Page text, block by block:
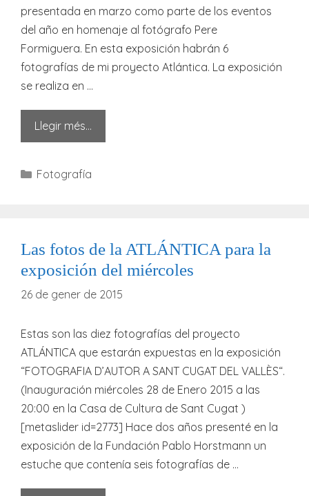
presentada en marzo como parte de los eventos
del año en homenaje al fotógrafo Pere
Formiguera. En esta exposición habrán 6
fotografías de mi proyecto Atlántica. La exposición
se realiza en …
Llegir més…
Categories
Fotografía
Las fotos de la ATLÁNTICA para la
exposición del miércoles
26 de gener de 2015
Estas son las diez fotografías del proyecto
ATLÁNTICA que estarán expuestas en la exposición
“FOTOGRAFIA D’AUTOR A SANT CUGAT DEL VALLÈS“.
(Inauguración miércoles 28 de Enero 2015 a las
20:00 en la Casa de Cultura de Sant Cugat )
[metaslider id=2773] Hace dos años presenté en la
exposición de la Fundación Pablo Horstmann un
estuche que contenía seis fotografías de …